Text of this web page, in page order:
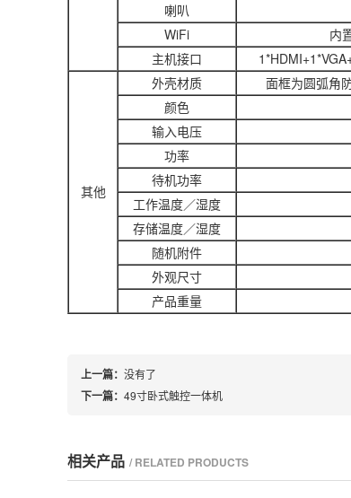
喇叭
WiFi
内
主机接口
其他
外壳材质
面框为圆弧角
颜色
输入电压
功率
待机功率
工作温度／湿度
存储温度／湿度
随机附件
外观尺寸
产品重量
上一篇：没有了
下一篇：49寸卧式触控一体机
相关产品 / RELATED PRODUCTS